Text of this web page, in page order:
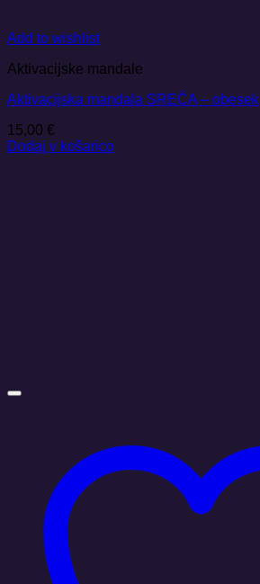
Add to wishlist
Aktivacijske mandale
Aktivacijska mandala SREČA – obesek
15,00 €
Dodaj v košarico